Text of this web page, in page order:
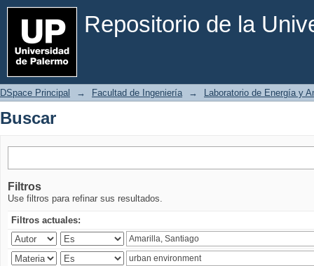
Repositorio de la
Buscar
DSpace Principal → Facultad de Ingeniería → Laboratorio de Energía y
Buscar
Filtros
Use filtros para refinar sus resultados.
Filtros actuales: